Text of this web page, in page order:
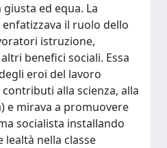
ed equa. La
il ruolo dello
istruzione,
benefici sociali. Essa
eroi del lavoro
alla scienza, alla
e mirava a promuovere
socialista installando
lealtà nella classe